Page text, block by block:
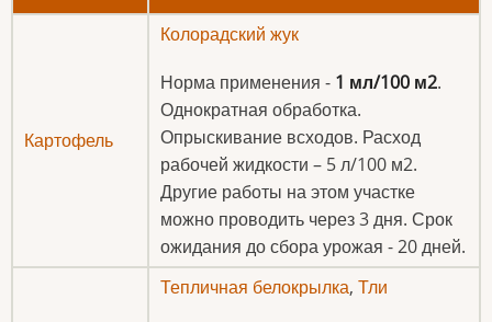
Картофель
Колорадский жук
Норма применения - 1 мл/100 м2.
Однократная обработка.
Опрыскивание всходов. Расход
рабочей жидкости – 5 л/100 м2.
Другие работы на этом участке
можно проводить через 3 дня. Срок
ожидания до сбора урожая - 20 дней.
Тепличная белокрылка, Тли